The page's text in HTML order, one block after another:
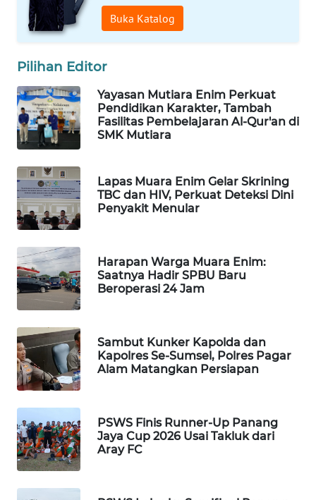
Buka Katalog
Pilihan Editor
Yayasan Mutiara Enim Perkuat
Pendidikan Karakter, Tambah
Fasilitas Pembelajaran Al-Qur'an di
SMK Mutiara
Lapas Muara Enim Gelar Skrining
TBC dan HIV, Perkuat Deteksi Dini
Penyakit Menular
Harapan Warga Muara Enim:
Saatnya Hadir SPBU Baru
Beroperasi 24 Jam
Sambut Kunker Kapolda dan
Kapolres Se-Sumsel, Polres Pagar
Alam Matangkan Persiapan
PSWS Finis Runner-Up Panang
Jaya Cup 2026 Usai Takluk dari
Aray FC
WISATA
LAPAK
WAHANA
Wahana
Network
KONSUMEN
MASYARAKAT
KELISTRIKAN
WALINKI
ID
MAWAKA
MARTABAT
NET
PLN
WATCH
MKLI
LPKKI